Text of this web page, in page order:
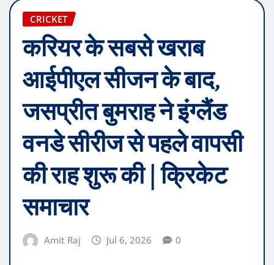
CRICKET
करियर के सबसे खराब
आईपीएल सीजन के बाद,
जसप्रीत बुमराह ने इंग्लैंड
वनडे सीरीज से पहले वापसी
की राह शुरू की | क्रिकेट
समाचार
Amit Raj Jul 6, 2026 0